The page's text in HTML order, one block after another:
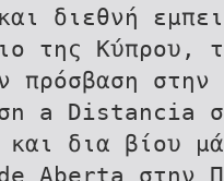
διεθνή
της Κύπρου,
πρόσβαση
a Distancia
και δια βίου
Aberta στην